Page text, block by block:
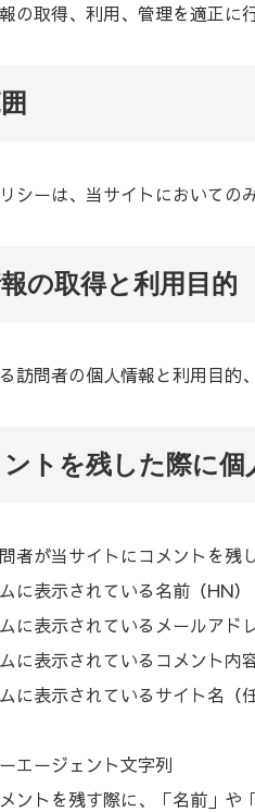
の取得、利用、管理を適正に
シーは、当サイトにおいての
の取得と利用目的
訪問者の個人情報と利用目的
トを残した際に個
者が当サイトにコメントを残
に表示されている名前（HN）
に表示されているメールアド
に表示されているコメント内
に表示されているサイト名（
エージェント文字列
ントを残す際に、「名前」